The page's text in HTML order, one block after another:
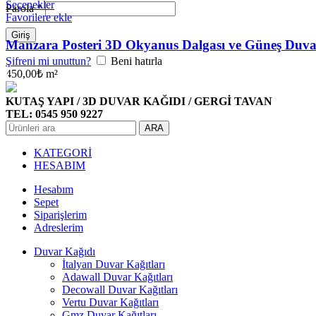
Parola*
Giriş
Şifreni mi unuttun? Beni hatırla
Seçenekler
Favorilere ekle
Manzara Posteri 3D Okyanus Dalgası ve Güneş
450,00₺ m²
KUTAŞ YAPI / 3D DUVAR KAĞIDI / GERGİ TAVAN
TEL: 0545 950 9227
ARA
KATEGORİ
HESABIM
Hesabım
Sepet
Siparişlerim
Adreslerim
Duvar Kağıdı
İtalyan Duvar Kağıtları
Adawall Duvar Kağıtları
Decowall Duvar Kağıtları
Vertu Duvar Kağıtları